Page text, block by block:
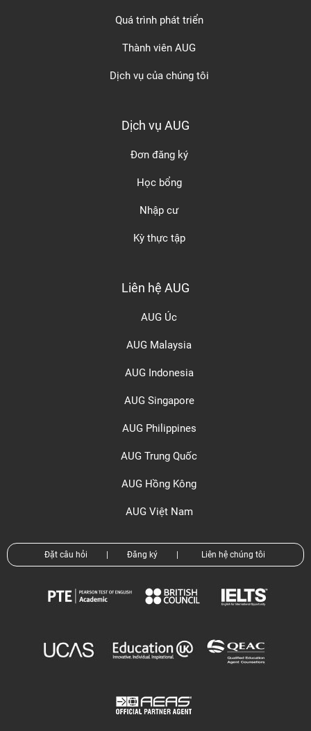
Quá trình phát triển
Thành viên AUG
Dịch vụ của chúng tôi
Dịch vụ AUG
Đơn đăng ký
Học bổng
Nhập cư
Kỳ thực tập
Liên hệ AUG
AUG Úc
AUG Malaysia
AUG Indonesia
AUG Singapore
AUG Philippines
AUG Trung Quốc
AUG Hồng Kông
AUG Việt Nam
Đặt câu hỏi Đăng ký Liên hệ chúng tôi